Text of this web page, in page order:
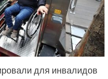
для инвалидов